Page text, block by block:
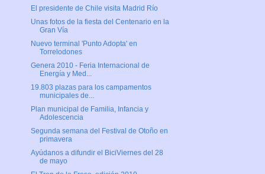
El presidente de Chile visita Madrid Río
Unas fotos de la fiesta del Centenario en la
Gran Vía
Nuevo terminal 'Punto Adopta' en
Torrelodones
Genera 2010 - Feria Internacional de
Energía y Med...
19.803 plazas para los campamentos
municipales de...
Plan municipal de Familia, Infancia y
Adolescencia
Segunda semana del Festival de Otoño en
primavera
Ayúdanos a difundir el BiciViernes del 28
de mayo